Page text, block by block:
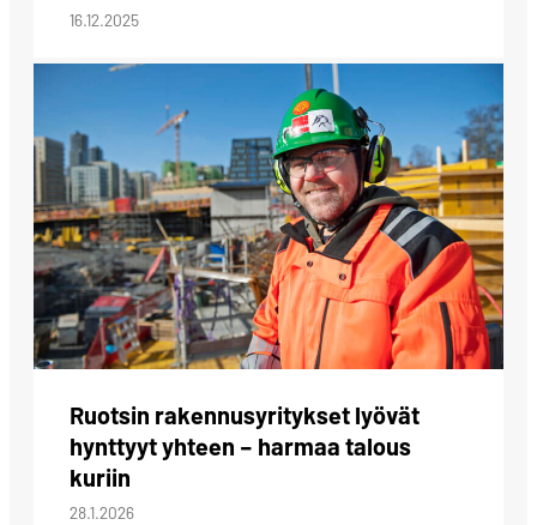
16.12.2025
Ruotsin rakennusyritykset lyövät
hynttyyt yhteen – harmaa talous
kuriin
28.1.2026